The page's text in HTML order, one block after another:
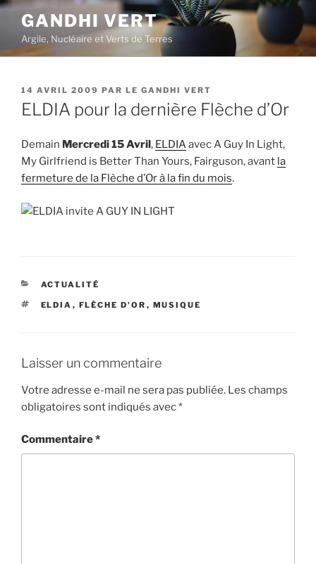
Aller
contenu
principal
GANDHI VERT
Argile, Nucléaire et Verts de Terres
PUBLIÉ
LE
14 AVRIL 2009 PAR LE GANDHI VERT
ELDIA pour la dernière Flèche d’Or
Demain Mercredi 15 Avril, ELDIAavec A Guy In Light,
My Girlfriend is Better Than Yours, Fairguson, avant la
fermeture de la Flèche d’Or à la fin du mois.
CATÉGORIES
ACTUALITÉ
ÉTIQUETTES
ELDIA , FLÈCHE D'OR , MUSIQUE
Laisser un commentaire
Votre adresse e-mail ne sera pas publiée. Les champs
obligatoires sont indiqués avec*
Commentaire*